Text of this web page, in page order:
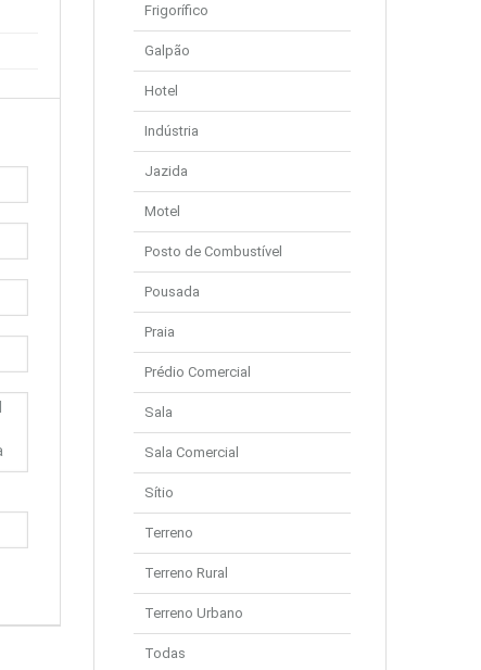
Frigorífico
Galpão
Hotel
Indústria
Jazida
Motel
Posto de Combustível
Pousada
Praia
Prédio Comercial
Sala
Sala Comercial
Sítio
Terreno
Terreno Rural
Terreno Urbano
Todas